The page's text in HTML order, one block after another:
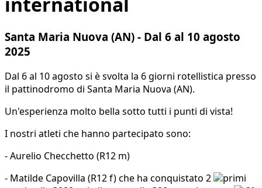
Santa Maria Nuova (AN) - Dal 6 al 10 agosto
2025
Dal 6 al 10 agosto si è svolta la 6 giorni rotellistica presso
il pattinodromo di Santa Maria Nuova (AN).
Un'esperienza molto bella sotto tutti i punti di vista!
I nostri atleti che hanno partecipato sono:
- Aurelio Checchetto (R12 m)
- Matilde Capovilla (R12 f) che ha conquistato 2
primi